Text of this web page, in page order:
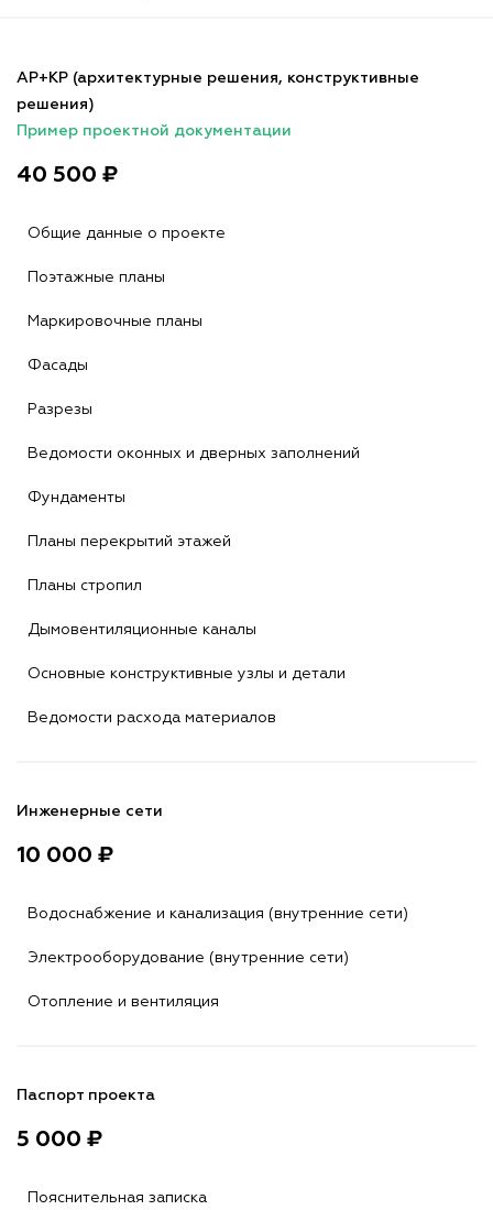
АР+КР (архитектурные решения, конструктивные
решения)
Пример проектной документации
40 500 ₽
Общие данные о проекте
Поэтажные планы
Маркировочные планы
Фасады
Разрезы
Ведомости оконных и дверных заполнений
Фундаменты
Планы перекрытий этажей
Планы стропил
Дымовентиляционные каналы
Основные конструктивные узлы и детали
Ведомости расхода материалов
Инженерные сети
10 000 ₽
Водоснабжение и канализация (внутренние сети)
Электрооборудование (внутренние сети)
Отопление и вентиляция
Паспорт проекта
5 000 ₽
Пояснительная записка